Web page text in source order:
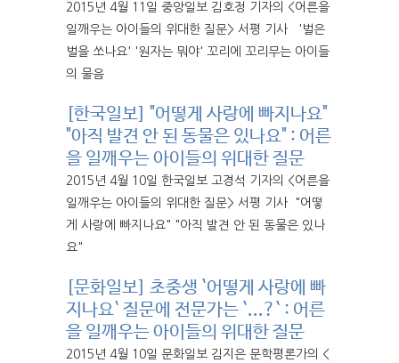
2015년 4월 11일 중앙일보 김호정 기자의 <어른을
일깨우는 아이들의 위대한 질문> 서평 기사 '벌은
벌을 쏘나요' '원자는 뭐야' 꼬리에 꼬리무는 아이들
의 물음
[한국일보] "어떻게 사랑에 빠지나요"
"아직 발견 안 된 동물은 있나요" : 어른
을 일깨우는 아이들의 위대한 질문
2015년 4월 10일 한국일보 고경석 기자의 <어른을
일깨우는 아이들의 위대한 질문> 서평 기사 "어떻
게 사랑에 빠지나요" "아직 발견 안 된 동물은 있나
요"
[문화일보] 초중생 `어떻게 사랑에 빠
지나요` 질문에 전문가는 `...?` : 어른
을 일깨우는 아이들의 위대한 질문
2015년 4월 10일 문화일보 김지은 문학평론가의 <